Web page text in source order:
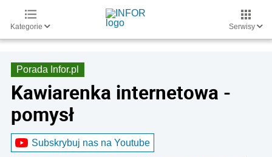
Kategorie Serwisy
Porada Infor.pl
Kawiarenka internetowa -
pomysł
Subskrybuj nas na Youtube